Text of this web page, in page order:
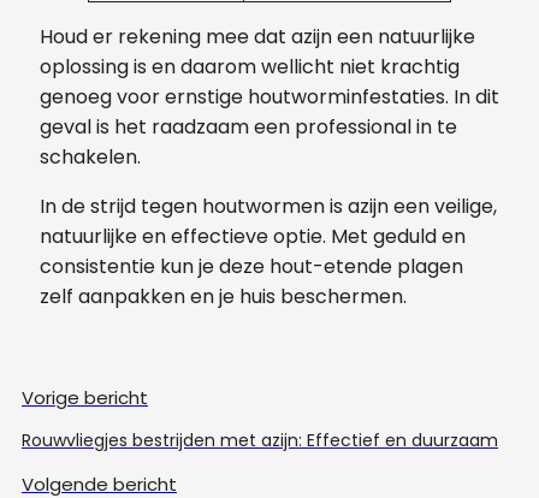
Houd er rekening mee dat azijn een natuurlijke
oplossing is en daarom wellicht niet krachtig
genoeg voor ernstige houtworminfestaties. In dit
geval is het raadzaam een professional in te
schakelen.
In de strijd tegen houtwormen is azijn een veilige,
natuurlijke en effectieve optie. Met geduld en
consistentie kun je deze hout-etende plagen
zelf aanpakken en je huis beschermen.
Vorige bericht
Rouwvliegjes bestrijden met azijn: Effectief en duurzaam
Volgende bericht